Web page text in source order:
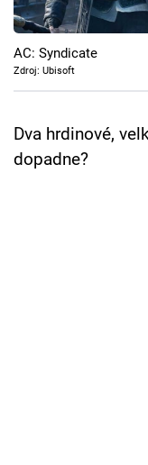
Cool Esport
Pořady
Sledujte prima+
AC: Syndicate
Zdroj: Ubisoft
Dva hrdinové,
dopadne?